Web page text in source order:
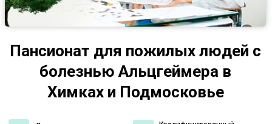
Пансионат для пожилых людей с
болезнью Альцгеймера в
Химках и Подмосковье